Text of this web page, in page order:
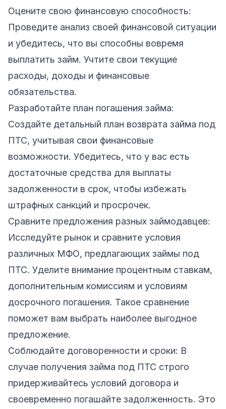
Оцените свою финансовую способность:
Проведите анализ своей финансовой ситуации
и убедитесь, что вы способны вовремя
выплатить займ. Учтите свои текущие
расходы, доходы и финансовые
обязательства.
Разработайте план погашения займа:
Создайте детальный план возврата займа под
ПТС, учитывая свои финансовые
возможности. Убедитесь, что у вас есть
достаточные средства для выплаты
задолженности в срок, чтобы избежать
штрафных санкций и просрочек.
Сравните предложения разных займодавцев:
Исследуйте рынок и сравните условия
различных МФО, предлагающих займы под
ПТС. Уделите внимание процентным ставкам,
дополнительным комиссиям и условиям
досрочного погашения. Такое сравнение
поможет вам выбрать наиболее выгодное
предложение.
Соблюдайте договоренности и сроки: В
случае получения займа под ПТС строго
придерживайтесь условий договора и
своевременно погашайте задолженность. Это